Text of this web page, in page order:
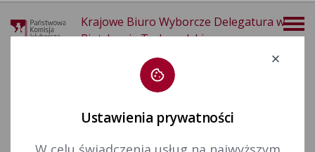
Krajowe Biuro Wyborcze Delegatura w
Piotrkowie Trybunalskim
Ustawienia prywatności